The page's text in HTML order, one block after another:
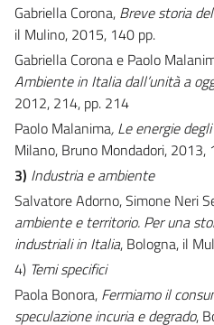
Gabriella Corona, Breve storia
il Mulino, 2015, 140 pp.
Gabriella Corona e Paolo
Ambiente in Italia dall’unità a
2012, 214, pp. 214
Paolo Malanima, Le energie
Milano, Bruno Mondadori, 2013,
3) Industria e ambiente
Salvatore Adorno, Simone Neri
ambiente e territorio. Per una
industriali in Italia, Bologna, il
4) Temi specifici
Paola Bonora, Fermiamo il
speculazione incuria e degrado,